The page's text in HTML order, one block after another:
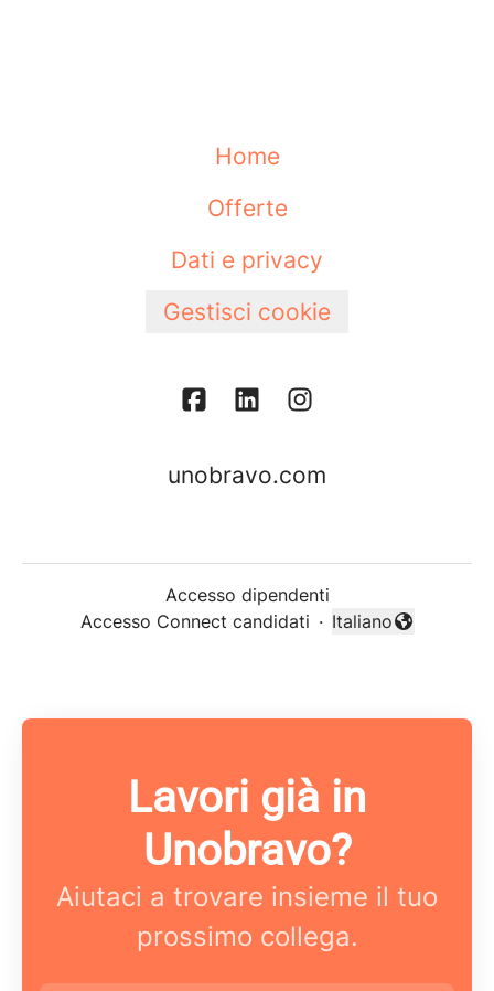
Home
Offerte
Dati e privacy
Gestisci cookie
unobravo.com
Accesso dipendenti
Accesso Connect candidati ·
Cambia lingua
Italiano
Lavori già in
Unobravo?
Aiutaci a trovare insieme il tuo
prossimo collega.